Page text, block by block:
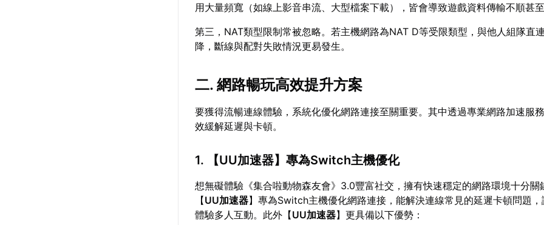
用大量頻寬（如線上影音串流、大型檔案下載），皆會導致遊戲資料傳輸不順甚
第三，NAT類型限制常被忽略。若主機網路為NAT D等受限類型，與他人組隊直
降，斷線與配對失敗情況更易發生。
二. 網路暢玩高效提升方案
要獲得流暢連線體驗，系統化優化網路連接至關重要。其中透過專業網路加速服
效緩解延遲與卡頓。
1. 【UU加速器】專為Switch主機優化
想無礙體驗《集合啦動物森友會》3.0豐富社交，擁有快速穩定的網路環境十分關
【UU加速器】專為Switch主機優化網路連接，能解決連線常見的延遲卡頓問題
體驗多人互動。此外【UU加速器】更具備以下優勢：